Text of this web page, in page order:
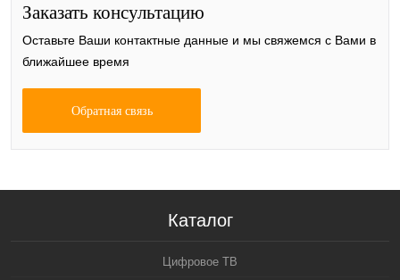
Заказать консультацию
Оставьте Ваши контактные данные и мы свяжемся с Вами в
ближайшее время
Обратная связь
Каталог
Цифровое ТВ